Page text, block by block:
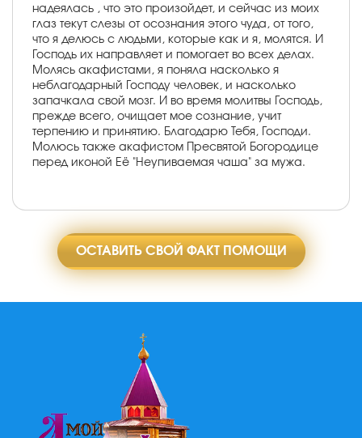
надеялась , что это произойдет, и сейчас из моих
глаз текут слезы от осознания этого чуда, от того,
что я делюсь с людьми, которые как и я, молятся. И
Господь их направляет и помогает во всех делах.
Молясь акафистами, я поняла насколько я
неблагодарный Господу человек, и насколько
запачкала свой мозг. И во время молитвы Господь,
прежде всего, очищает мое сознание, учит
терпению и принятию. Благодарю Тебя, Господи.
Молюсь также акафистом Пресвятой Богородице
перед иконой Её "Неупиваемая чаша" за мужа.
ОСТАВИТЬ СВОЙ ФАКТ ПОМОЩИ